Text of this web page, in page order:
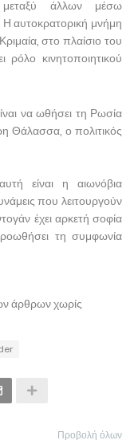
μεταξύ άλλων μέσω
αυτοκρατορική μνήμη
στο πλαίσιο του
ρόλο κινητοποιητικού
να ωθήσει τη Ρωσία
Θάλασσα, ο πολιτικός
είναι η αιωνόβια
που λειτουργούν
έχει αρκετή σοφία
τη συμφωνία
άρθρων χωρίς
Προβολή όλων